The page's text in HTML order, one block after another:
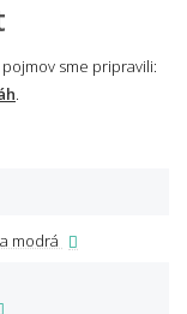
sme pripravili:
modrá